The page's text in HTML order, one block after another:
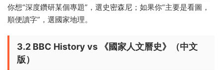
你想“深度鑽研某個專題”，選史密森尼；如果你“主要是看圖，
順便讀字”，選國家地理。
3.2 BBC History vs 《國家人文曆史》（中文
版）